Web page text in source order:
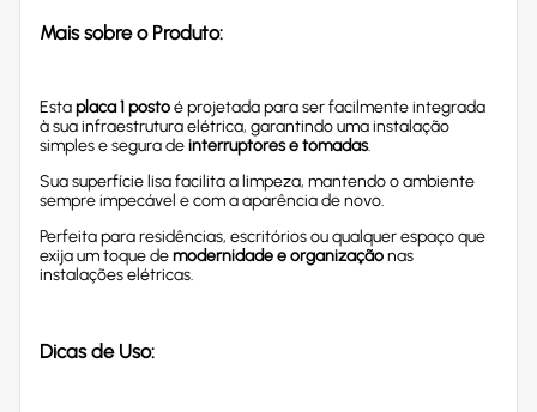
Mais sobre o Produto:
Estaplaca 1 postoé projetada para ser facilmente integrada
à sua infraestrutura elétrica, garantindo uma instalação
simples e segura deinterruptores e tomadas.
Sua superfície lisa facilita a limpeza, mantendo o ambiente
sempre impecável e com a aparência de novo.
Perfeita para residências, escritórios ou qualquer espaço que
exija um toque demodernidade e organizaçãonas
instalações elétricas.
Dicas de Uso: